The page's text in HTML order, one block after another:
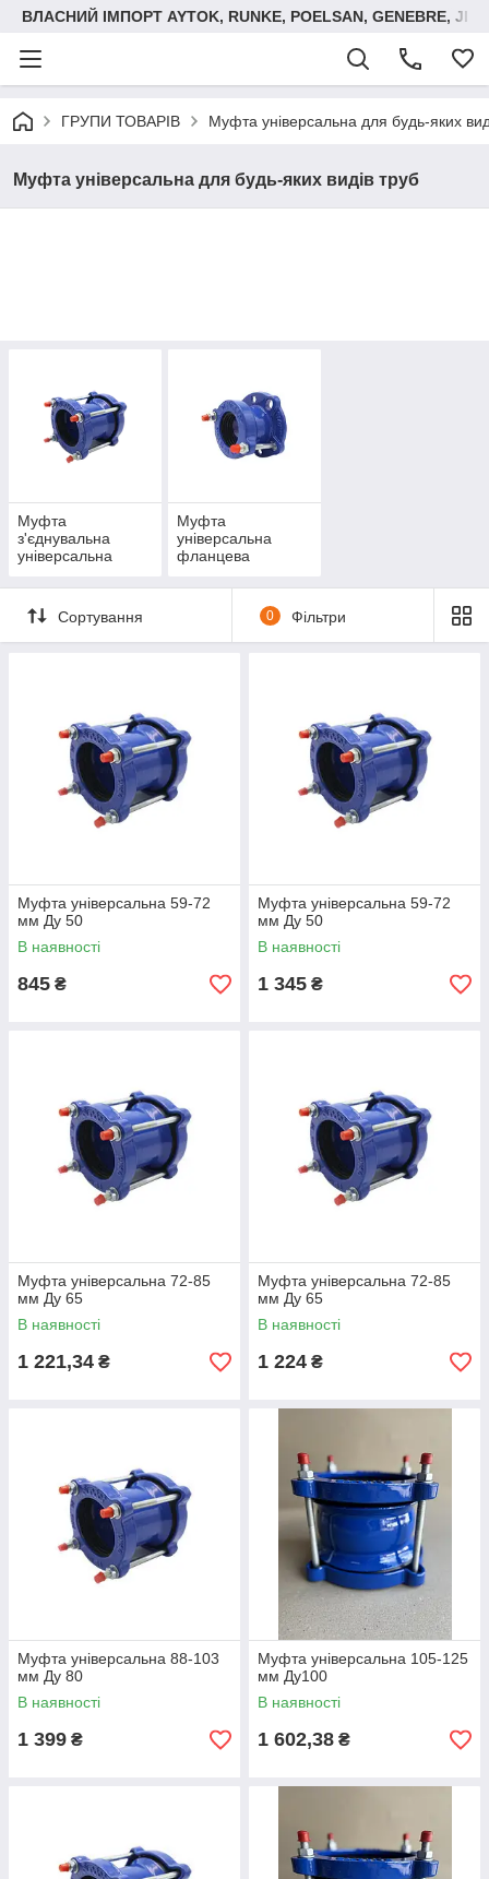
ВЛАСНИЙ ІМПОРТ AYTOK, RUNKE, POELSAN, GENEBRE,
ГРУПИ ТОВАРІВ Муфта універсальна для будь-яких
Муфта універсальна для будь-яких видів труб
Муфта
з'єднувальна
універсальна
Муфта
універсальна
фланцева
Сортування 0 Фільтри
Муфта універсальна 59-72
мм Ду 50
В наявності
845 ₴
Муфта універсальна 59-72
мм Ду 50
В наявності
1 345 ₴
Муфта універсальна 72-85
мм Ду 65
В наявності
1 221,34 ₴
Муфта універсальна 72-85
мм Ду 65
В наявності
1 224 ₴
Муфта універсальна 88-103
мм Ду 80
В наявності
1 399 ₴
Муфта універсальна 105-125
мм Ду100
В наявності
1 602,38 ₴